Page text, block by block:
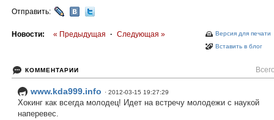
Отправить:
Версия для печати
Вставить в блог
Новости: « Предыдущая · Следующая »
КОММЕНТАРИИ
www.kda999.info · 2012-03-15 19:27:29
Хокинг как всегда молодец! Идет на встречу молодежи с наукой
наперевес.